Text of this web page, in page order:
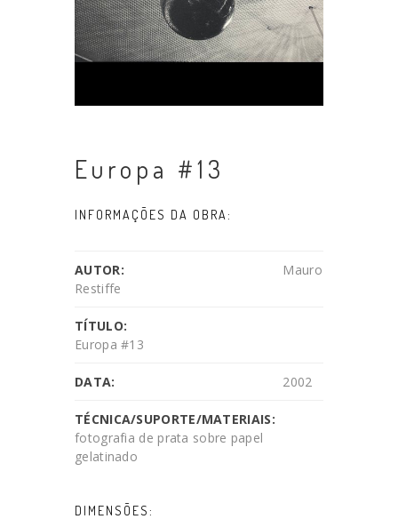
Europa #13
INFORMAÇÕES DA OBRA:
AUTOR:
Mauro
Restiffe
TÍTULO:
Europa #13
DATA: 2002
TÉCNICA/SUPORTE/MATERIAIS:
fotografia de prata sobre papel
gelatinado
DIMENSÕES: